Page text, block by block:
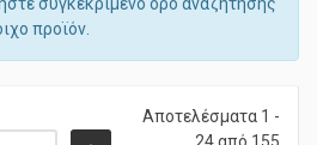
συγκεκριμένο όρο αναζήτησης
προϊόν.
Αποτελέσματα 1 -